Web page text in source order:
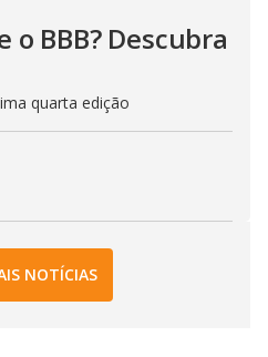
o BBB? Descubra
quarta edição
NOTÍCIAS